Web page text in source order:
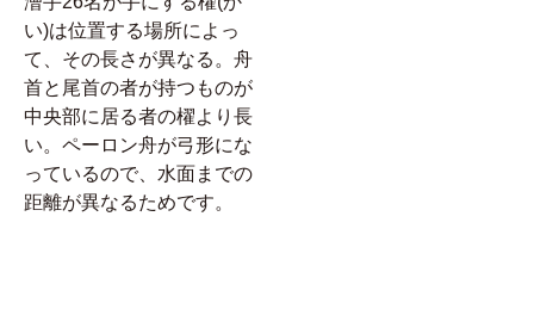
い)は位置する場所によっ
て、その長さが異なる。舟
首と尾首の者が持つものが
中央部に居る者の櫂より長
い。ペーロン舟が弓形にな
っているので、水面までの
距離が異なるためです。